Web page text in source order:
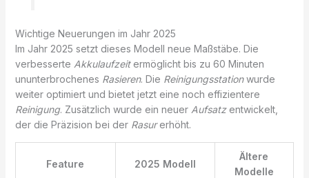
Wichtige Neuerungen im Jahr 2025
Im Jahr 2025 setzt dieses Modell neue Maßstäbe. Die
verbesserte Akkulaufzeitermöglicht bis zu 60 Minuten
ununterbrochenes Rasieren. Die Reinigungsstationwurde
weiter optimiert und bietet jetzt eine noch effizientere
Reinigung. Zusätzlich wurde ein neuer Aufsatzentwickelt,
der die Präzision bei der Rasurerhöht.
Feature 2025 Modell
Ältere
Modelle